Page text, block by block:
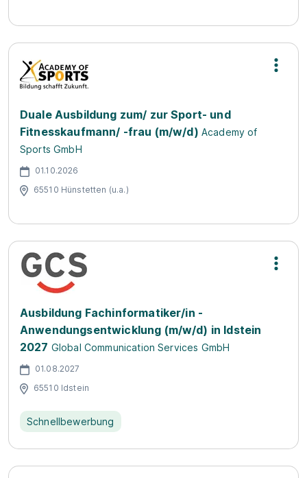
Duale Ausbildung zum/ zur Sport- und
Fitnesskaufmann/ -frau (m/w/d) Academy of
Sports GmbH
01.10.2026
65510 Hünstetten (u.a.)
Ausbildung Fachinformatiker/in -
Anwendungsentwicklung (m/w/d) in Idstein
2027 Global Communication Services GmbH
01.08.2027
65510 Idstein
Schnellbewerbung